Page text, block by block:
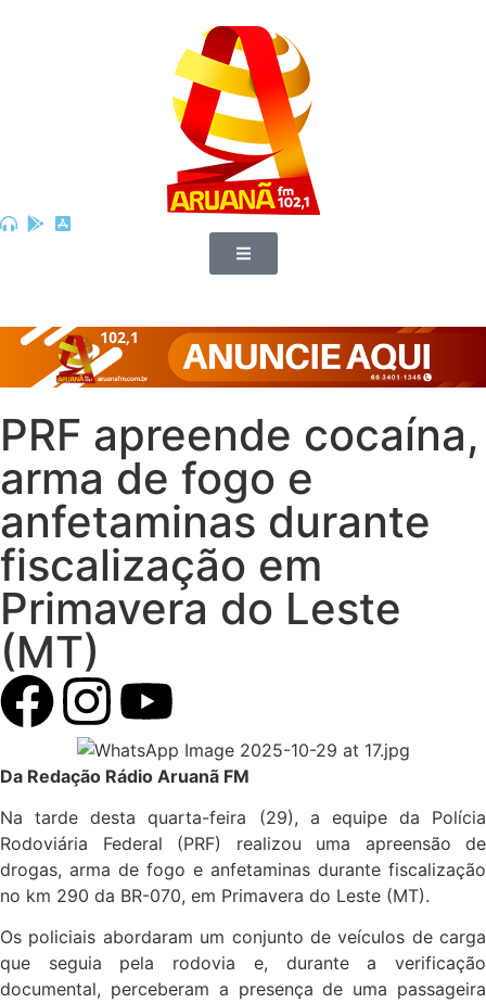
PRF apreende cocaína,
arma de fogo e
anfetaminas durante
fiscalização em
Primavera do Leste
(MT)
Da Redação Rádio Aruanã FM
Na tarde desta quarta-feira (29), a equipe da Polícia
Rodoviária Federal (PRF) realizou uma apreensão de
drogas, arma de fogo e anfetaminas durante fiscalização
no km 290 da BR-070, em Primavera do Leste (MT).
Os policiais abordaram um conjunto de veículos de carga
que seguia pela rodovia e, durante a verificação
documental, perceberam a presença de uma passageira